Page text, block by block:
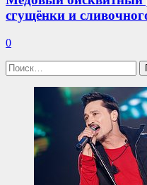
сгущёнки и
0
Найти: